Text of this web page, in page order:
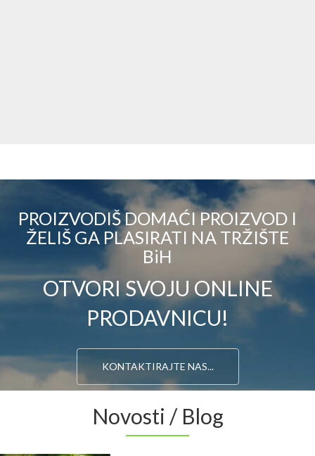
PROIZVODIŠ DOMAĆI PROIZVOD I
ŽELIŠ GA PLASIRATI NA TRŽIŠTE
BiH
OTVORI SVOJU ONLINE
PRODAVNICU!
KONTAKTIRAJTE NAS...
Novosti / Blog